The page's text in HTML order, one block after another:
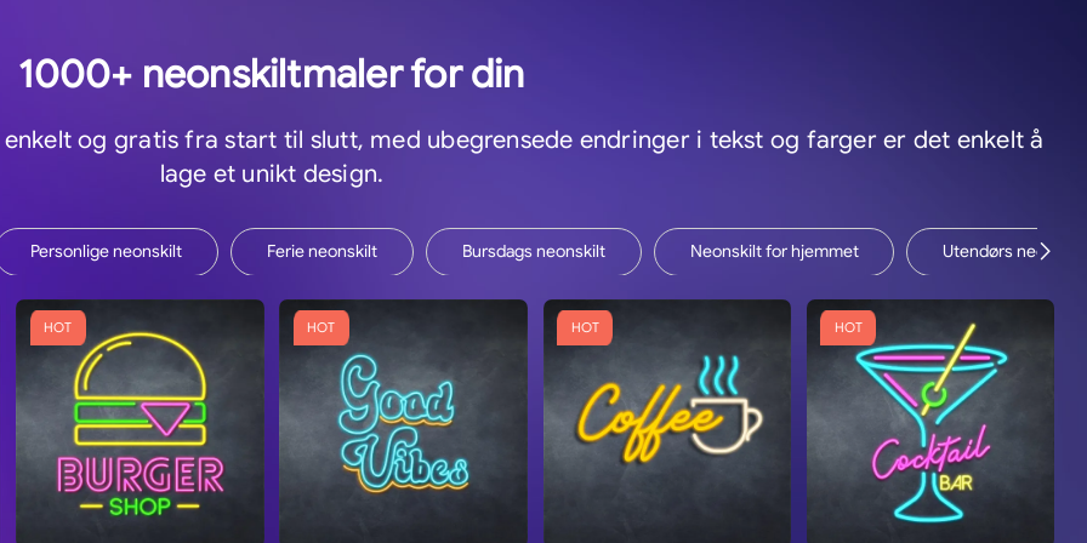
1000+ neonskiltmaler for din
og gratis fra start til slutt, med ubegrensede endringer i tekst og farger er det enkelt å
lage et unikt design.
Personlige neonskilt Ferie neonskilt Bursdags neonskilt Neonskilt for hjemmet Utendørs neonskilt
HOT HOT HOT HOT